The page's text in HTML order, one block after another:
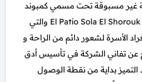
غير مسبوقة تحت مسمي كمبوند
الباتيو سولا الشروق El Patio Sola El Shorouk والتي
الأسرة لشعور دائم من الراحة و
عن تفاني الشركة في تأسيس أدق
بداية من نقطة الوصول